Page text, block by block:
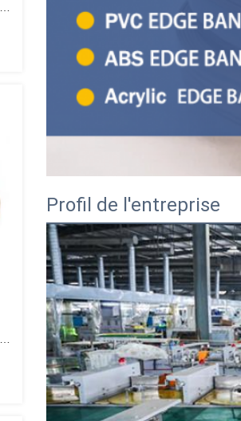
Profil de l'entreprise